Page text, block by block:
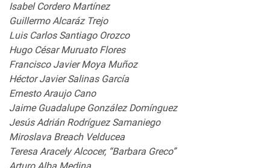
Isabel Cordero Martínez
Guillermo Alcaráz Trejo
Luis Carlos Santiago Orozco
Hugo César Muruato Flores
Francisco Javier Moya Muñoz
Héctor Javier Salinas García
Ernesto Araujo Cano
Jaime Guadalupe González Domínguez
Jesús Adrián Rodríguez Samaniego
Miroslava Breach Velducea
Teresa Aracely Alcocer, “Barbara Greco”